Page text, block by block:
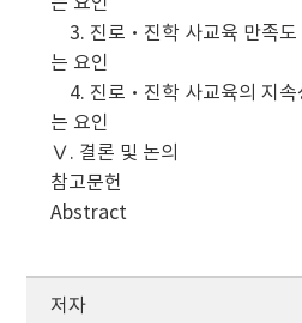
3. 진로·진학 사교육 만족도
는 요인
4. 진로·진학 사교육의 지속
는 요인
Ⅴ. 결론 및 논의
참고문헌
Abstract
저자